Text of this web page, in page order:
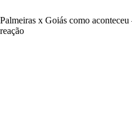
Palmeiras x Goiás como aconteceu
reação